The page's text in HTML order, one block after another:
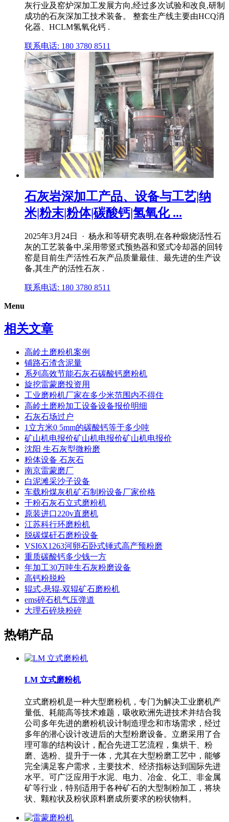
灰行业及窑炉深加工发展方向,经过多次试验和改良,研制
成功的石灰深加工技术装备。 整套生产线主要由HCQ消
化器、HCLM氢氧化钙 .
联系电话: 180 3780 8511
石灰岩深加工产品、设备与工艺|纳
米|粉末|粉体|碳酸钙|氢氧化 ...
2025年3月24日 · 杨永和等研究表明,在各种煅烧活性石
灰的工艺装备中,采用带竖式预热器和竖式冷却器的回转
窑是目前生产活性石灰产品质量最佳、最先进的生产设
备,其生产的活性石灰 .
联系电话: 180 3780 8511
Menu
相关文章
高岭土磨粉机案例
铺路石渣含泥量
系列高效节能石灰石碳酸钙磨粉机
旋挖雷蒙磨投资用
工业磨粉机厂家在多少米范围内不得住
高岭土磨粉加工设备设备报价明细
石灰石场过户
1立方米0 5mm的碳酸钙等于多少吨
矿山机电报价矿山机电报价矿山机电报价
沈阳 生石灰型微粉磨
粉体设备 石灰石
南京雷蒙磨厂
白泥滩采沙子设备
车载粉煤灰机矿石制粉设备厂家价格
干粉石灰石立式磨粉机
原装进口220v直磨机
江苏科行环磨粉机
脱碳煤矸石磨粉设备
VSI6X1263河卵石卧式锤式高产预粉磨
重质碳酸钙多少钱一方
年加工30万吨生石灰粉磨设备
高钙粉脱粉
辊式-悬辊-双辊矿石磨粉机
ems碎石机气压弹道
大理石碎块粉碎
热销产品
LM 立式磨粉机
立式磨粉机是一种大型磨粉机，专门为解决工业磨机产
量低、耗能高等技术难题，吸收欧洲先进技术并结合我
公司多年先进的磨粉机设计制造理念和市场需求，经过
多年的潜心设计改进后的大型粉磨设备。立磨采用了合
理可靠的结构设计，配合先进工艺流程，集烘干、粉
磨、选粉、提升于一体，尤其在大型粉磨工艺中，能够
完全满足客户需求，主要技术、经济指标达到国际先进
水平。可广泛应用于水泥、电力、冶金、化工、非金属
矿等行业，特别适用于各种矿石的大型制粉加工，将块
状、颗粒状及粉状原料磨成所要求的粉状物料。